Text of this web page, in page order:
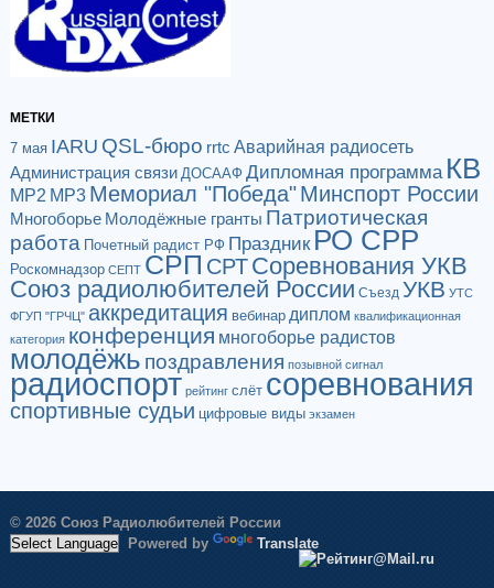
МЕТКИ
7 мая IARU QSL-бюро rrtc Аварийная радиосеть
Администрация связи ДОСААФ Дипломная программа КВ
МР2 МР3 Мемориал "Победа"Минспорт России
Многоборье Молодёжные гранты Патриотическая
работа Почетный радист РФ Праздник РО СРР
Роскомнадзор СЕПТ СРП СРТСоревнования УКВ
Союз радиолюбителей России Съезд УКВ УТС
ФГУП "ГРЧЦ" аккредитация вебинар диплом квалификационная
категория конференция многоборье радистов
молодёжь поздравления позывной сигнал
радиоспорт рейтинг слёт соревнования
спортивные судьи цифровые виды экзамен
© 2026 Союз Радиолюбителей России
Powered by
Translate